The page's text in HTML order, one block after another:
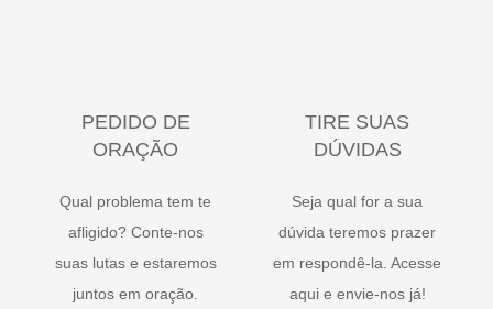
PEDIDO DE
ORAÇÃO
Qual problema tem te
afligido? Conte-nos
suas lutas e estaremos
juntos em oração.
TIRE SUAS
DÚVIDAS
Seja qual for a sua
dúvida teremos prazer
em respondê-la. Acesse
aqui e envie-nos já!